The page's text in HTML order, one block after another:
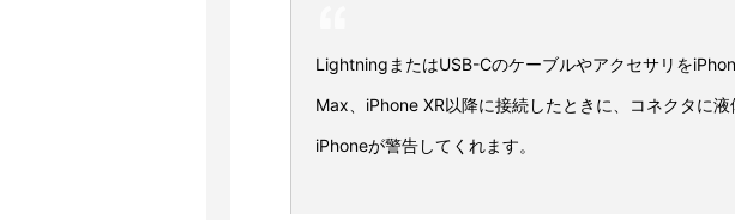
LightningまたはUSB-Cのケーブルやアクセサリを
Max、iPhone XR以降に接続したときに、コネクタに液
iPhoneが警告してくれます。